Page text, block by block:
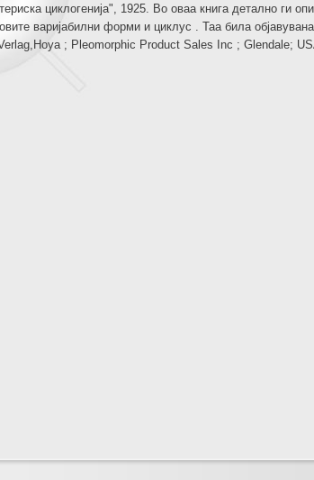
циклогенија", 1925. Во оваа книга детално ги
варијабилни форми и циклус . Таа била
; Pleomorphic Product Sales Inc ; Glendale;